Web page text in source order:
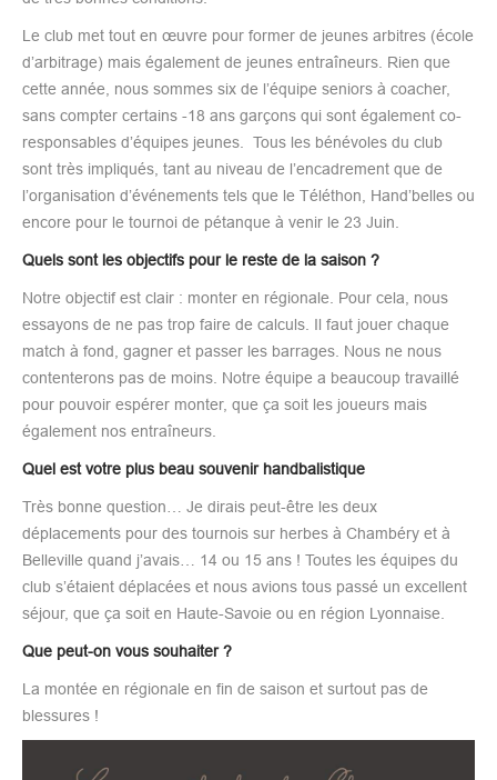
Le club met tout en œuvre pour former de jeunes arbitres (école
d’arbitrage) mais également de jeunes entraîneurs. Rien que
cette année, nous sommes six de l’équipe seniors à coacher,
sans compter certains -18 ans garçons qui sont également co-
responsables d’équipes jeunes. Tous les bénévoles du club
sont très impliqués, tant au niveau de l’encadrement que de
l’organisation d’événements tels que le Téléthon, Hand’belles ou
encore pour le tournoi de pétanque à venir le 23 Juin.
Quels sont les objectifs pour le reste de la saison ?
Notre objectif est clair : monter en régionale. Pour cela, nous
essayons de ne pas trop faire de calculs. Il faut jouer chaque
match à fond, gagner et passer les barrages. Nous ne nous
contenterons pas de moins. Notre équipe a beaucoup travaillé
pour pouvoir espérer monter, que ça soit les joueurs mais
également nos entraîneurs.
Quel est votre plus beau souvenir handbalistique
Très bonne question… Je dirais peut-être les deux
déplacements pour des tournois sur herbes à Chambéry et à
Belleville quand j’avais… 14 ou 15 ans ! Toutes les équipes du
club s’étaient déplacées et nous avions tous passé un excellent
séjour, que ça soit en Haute-Savoie ou en région Lyonnaise.
Que peut-on vous souhaiter ?
La montée en régionale en fin de saison et surtout pas de
blessures !